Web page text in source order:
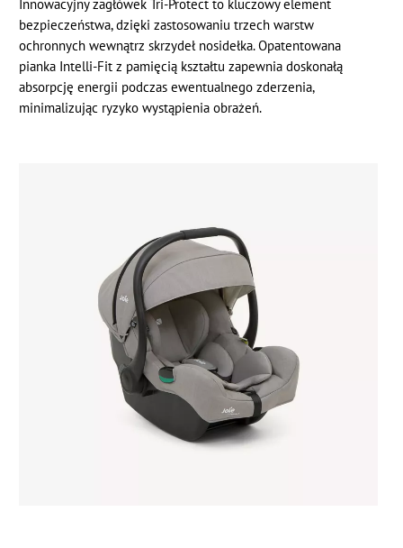
Innowacyjny zagłówek Tri-Protect to kluczowy element
bezpieczeństwa, dzięki zastosowaniu trzech warstw
ochronnych wewnątrz skrzydeł nosidełka. Opatentowana
pianka Intelli-Fit z pamięcią kształtu zapewnia doskonałą
absorpcję energii podczas ewentualnego zderzenia,
minimalizując ryzyko wystąpienia obrażeń.